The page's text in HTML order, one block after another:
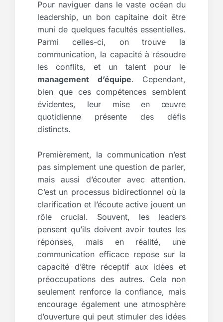
Pour naviguer dans le vaste océan du
leadership, un bon capitaine doit être
muni de quelques facultés essentielles.
Parmi celles-ci, on trouve la
communication, la capacité à résoudre
les conflits, et un talent pour le
management d’équipe. Cependant,
bien que ces compétences semblent
évidentes, leur mise en œuvre
quotidienne présente des défis
distincts.
Premièrement, la communication n’est
pas simplement une question de parler,
mais aussi d’écouter avec attention.
C’est un processus bidirectionnel où la
clarification et l’écoute active jouent un
rôle crucial. Souvent, les leaders
pensent qu’ils doivent avoir toutes les
réponses, mais en réalité, une
communication efficace repose sur la
capacité d’être réceptif aux idées et
préoccupations des autres. Cela non
seulement renforce la confiance, mais
encourage également une atmosphère
d’ouverture qui peut stimuler des idées